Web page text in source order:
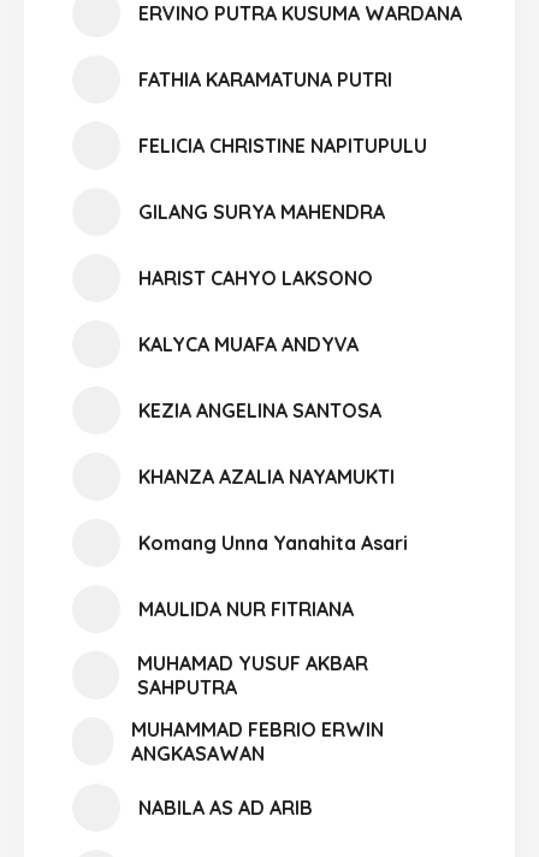
ERVINO PUTRA KUSUMA WARDANA
FATHIA KARAMATUNA PUTRI
FELICIA CHRISTINE NAPITUPULU
GILANG SURYA MAHENDRA
HARIST CAHYO LAKSONO
KALYCA MUAFA ANDYVA
KEZIA ANGELINA SANTOSA
KHANZA AZALIA NAYAMUKTI
Komang Unna Yanahita Asari
MAULIDA NUR FITRIANA
MUHAMAD YUSUF AKBAR
SAHPUTRA
MUHAMMAD FEBRIO ERWIN
ANGKASAWAN
NABILA AS AD ARIB